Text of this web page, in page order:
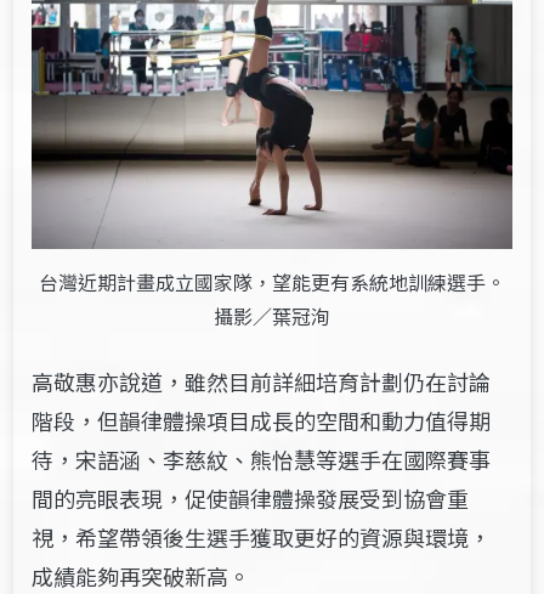
台灣近期計畫成立國家隊，望能更有系統地訓練選手。
攝影／葉冠洵
高敬惠亦說道，雖然目前詳細培育計劃仍在討論
階段，但韻律體操項目成長的空間和動力值得期
待，宋語涵、李慈紋、熊怡慧等選手在國際賽事
間的亮眼表現，促使韻律體操發展受到協會重
視，希望帶領後生選手獲取更好的資源與環境，
成績能夠再突破新高。